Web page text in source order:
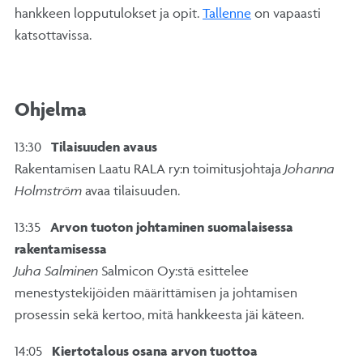
hankkeen lopputulokset ja opit. Tallenne on vapaasti
katsottavissa.
Ohjelma
13:30 Tilaisuuden avaus
Rakentamisen Laatu RALA ry:n toimitusjohtaja Johanna
Holmström avaa tilaisuuden.
13:35 Arvon tuoton johtaminen suomalaisessa
rakentamisessa
Juha Salminen Salmicon Oy:stä esittelee
menestystekijöiden määrittämisen ja johtamisen
prosessin sekä kertoo, mitä hankkeesta jäi käteen.
14:05 Kiertotalous osana arvon tuottoa